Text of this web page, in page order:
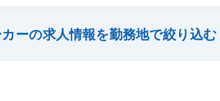
ーの求人情報を勤務地で絞り込む